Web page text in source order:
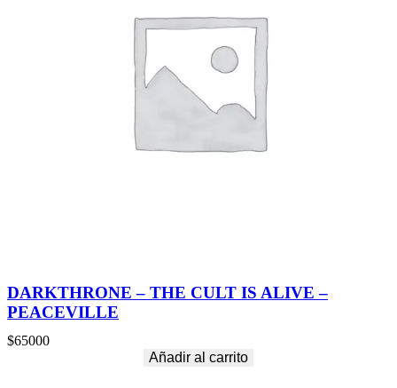
DARKTHRONE – THE CULT IS ALIVE –
PEACEVILLE
$65000
Añadir al carrito